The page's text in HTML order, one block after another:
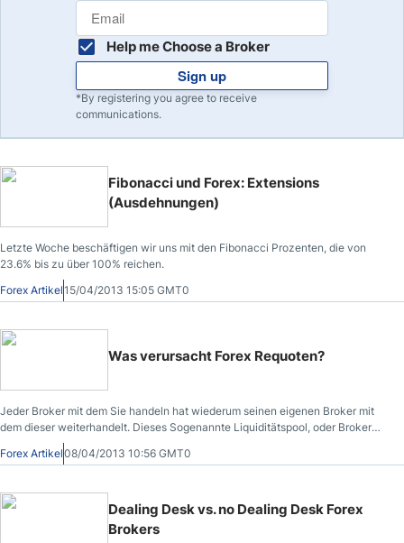
Help me Choose a Broker
Sign up
*By registering you agree to receive
communications.
Fibonacci und Forex: Extensions
(Ausdehnungen)
Letzte Woche beschäftigen wir uns mit den Fibonacci Prozenten, die von
23.6% bis zu über 100% reichen.
Forex Artikel15/04/2013 15:05 GMT0
Was verursacht Forex Requoten?
Jeder Broker mit dem Sie handeln hat wiederum seinen eigenen Broker mit
dem dieser weiterhandelt. Dieses Sogenannte Liquiditätspool, oder Broker
Pool, kann Aufträge einfach verweigern, Preise erhöhen, oder Aufträge nicht
annehmen.
Forex Artikel08/04/2013 10:56 GMT0
Dealing Desk vs. no Dealing Desk Forex
Brokers